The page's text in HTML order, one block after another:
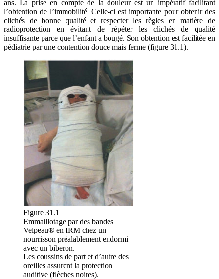
ans. La prise en compte de la douleur est un impératif facilitant
l’obtention de l’immobilité. Celle-ci est importante pour obtenir des
clichés de bonne qualité et respecter les règles en matière de
radioprotection en évitant de répéter les clichés de qualité
insuffisante parce que l’enfant a bougé. Son obtention est facilitée en
pédiatrie par une contention douce mais ferme (figure 31.1).
Figure 31.1
Emmaillotage par des bandes
Velpeau® en IRM chez un
nourrisson préalablement endormi
avec un biberon.
Les coussins de part et d’autre des
oreilles assurent la protection
auditive (flèches noires).